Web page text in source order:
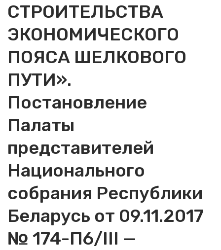
СТРОИТЕЛЬСТВА
ЭКОНОМИЧЕСКОГО
ПОЯСА ШЕЛКОВОГО
ПУТИ».
Постановление
Палаты
представителей
Национального
собрания Республики
Беларусь от 09.11.2017
№ 174-П6/III —